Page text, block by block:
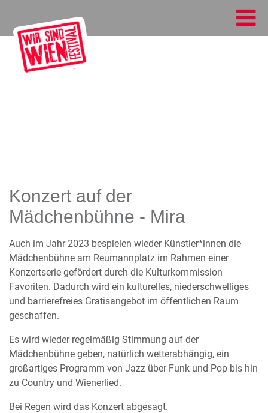
Konzert auf der
Mädchenbühne - Mira
Auch im Jahr 2023 bespielen wieder Künstler*innen die
Mädchenbühne am Reumannplatz im Rahmen einer
Konzertserie gefördert durch die Kulturkommission
Favoriten. Dadurch wird ein kulturelles, niederschwelliges
und barrierefreies Gratisangebot im öffentlichen Raum
geschaffen.
Es wird wieder regelmäßig Stimmung auf der
Mädchenbühne geben, natürlich wetterabhängig, ein
großartiges Programm von Jazz über Funk und Pop bis hin
zu Country und Wienerlied.
Bei Regen wird das Konzert abgesagt.